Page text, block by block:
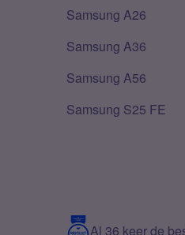
Samsung A26
Samsung A36
Samsung A56
Samsung S25 FE
Al 36 keer de